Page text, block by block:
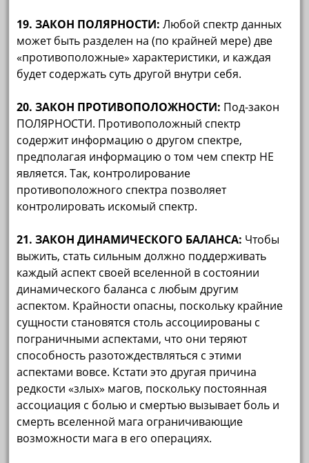
19. ЗАКОН ПОЛЯРНОСТИ: Любой спектр данных
может быть разделен на (по крайней мере) две
«противоположные» характеристики, и каждая
будет содержать суть другой внутри себя.
20. ЗАКОН ПРОТИВОПОЛОЖНОСТИ: Под-закон
ПОЛЯРНОСТИ. Противоположный спектр
содержит информацию о другом спектре,
предполагая информацию о том чем спектр НЕ
является. Так, контролирование
противоположного спектра позволяет
контролировать искомый спектр.
21. ЗАКОН ДИНАМИЧЕСКОГО БАЛАНСА: Чтобы
выжить, стать сильным должно поддерживать
каждый аспект своей вселенной в состоянии
динамического баланса с любым другим
аспектом. Крайности опасны, поскольку крайние
сущности становятся столь ассоциированы с
пограничными аспектами, что они теряют
способность разотождествляться с этими
аспектами вовсе. Кстати это другая причина
редкости «злых» магов, поскольку постоянная
ассоциация с болью и смертью вызывает боль и
смерть вселенной мага ограничивающие
возможности мага в его операциях.